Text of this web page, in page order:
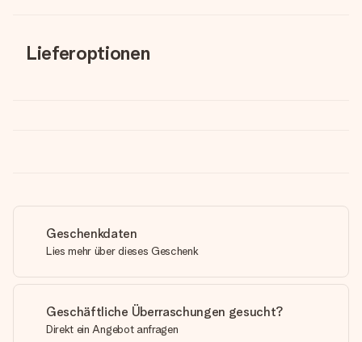
Lieferoptionen
Geschenkdaten
Lies mehr über dieses Geschenk
Geschäftliche Überraschungen gesucht?
Direkt ein Angebot anfragen